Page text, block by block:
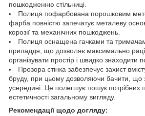
пошкодженню стільниці.
Полиця пофарбована порошковим
фарба повністю запечатує металеву
корозії та механічних пошкоджень.
Полиця оснащена гачками та
приладдя, що дозволяє максимально
організувати простір і швидко знаходити
Прозора стінка забезпечує захист
бруду, при цьому дозволяючи бачити, що
усередині. Це полегшує пошук потрібних
естетичності загальному вигляду.
Рекомендації щодо догляду: